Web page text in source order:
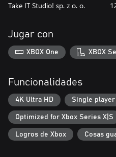
Take IT Studio! sp. z o. o.
Jugar con
XBOX One XBOX
Funcionalidades
4K Ultra HD Single player
Optimized for Xbox Series X|S
Logros de Xbox Cosas